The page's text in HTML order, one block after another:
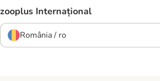
zooplus Internațional
România / ro